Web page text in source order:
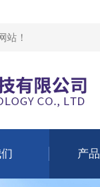
站 ！
产